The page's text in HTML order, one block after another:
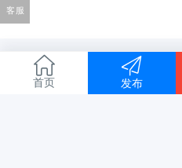
首页 发布
客服